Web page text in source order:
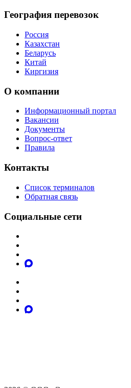
География перевозок
Россия
Казахстан
Беларусь
Китай
Киргизия
О компании
Информационный портал
Вакансии
Документы
Вопрос-ответ
Правила
Контакты
Список терминалов
Обратная связь
Социальные сети